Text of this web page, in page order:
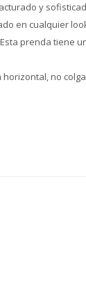
y
en cualquier
prenda tiene
no